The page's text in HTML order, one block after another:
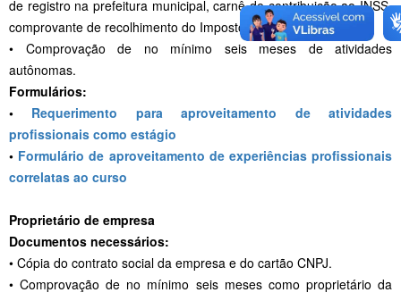
de registro na prefeitura municipal, carnê de contribuição ao INSS,
comprovante de recolhimento do Imposto Sobre Serviço.
• Comprovação de no mínimo seis meses de atividades
autônomas.
Formulários:
• Requerimento para aproveitamento de atividades
profissionais como estágio
• Formulário de aproveitamento de experiências profissionais
correlatas ao curso
Proprietário de empresa
Documentos necessários:
• Cópia do contrato social da empresa e do cartão CNPJ.
• Comprovação de no mínimo seis meses como proprietário da